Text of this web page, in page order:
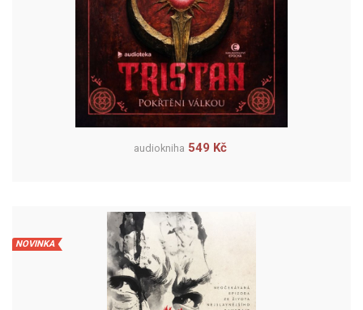
audiokniha 549 Kč
NOVINKA